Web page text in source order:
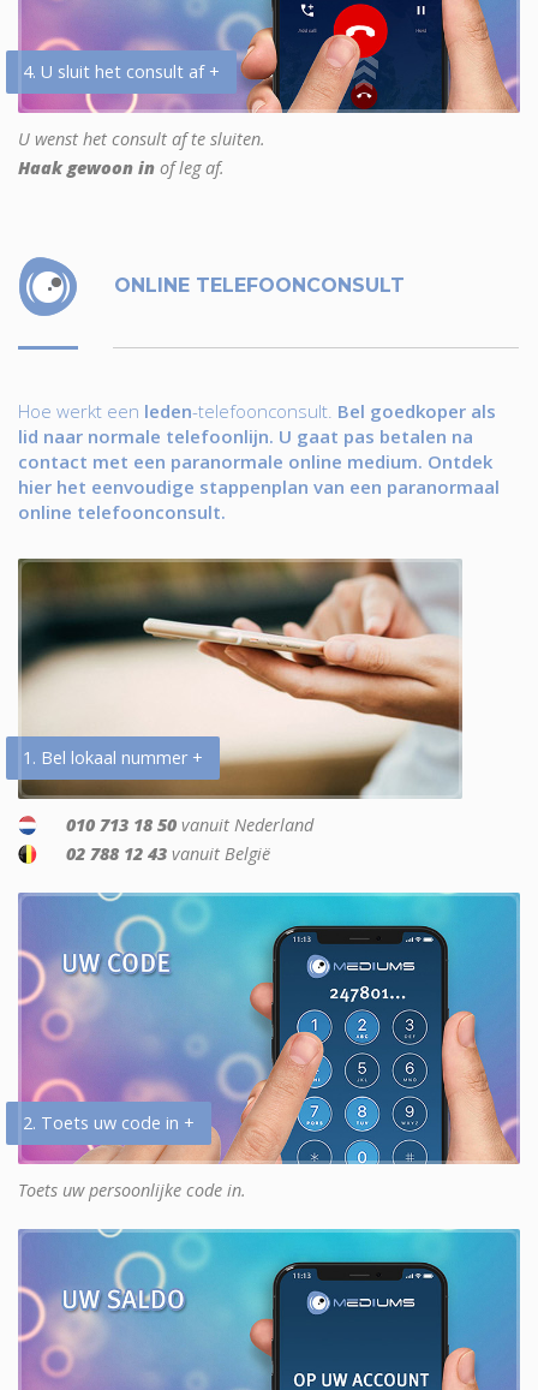
4. U sluit het consult af +
U wenst het consult af te sluiten.
Haak gewoon in of leg af.
ONLINE TELEFOONCONSULT
Hoe werkt een leden-telefoonconsult. Bel goedkoper als
lid naar normale telefoonlijn. U gaat pas betalen na
contact met een paranormale online medium. Ontdek
hier het eenvoudige stappenplan van een paranormaal
online telefoonconsult.
1. Bel lokaal nummer +
010 713 18 50 vanuit Nederland
02 788 12 43 vanuit België
2. Toets uw code in +
Toets uw persoonlijke code in.